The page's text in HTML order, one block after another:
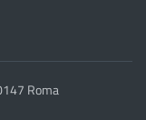
Roma